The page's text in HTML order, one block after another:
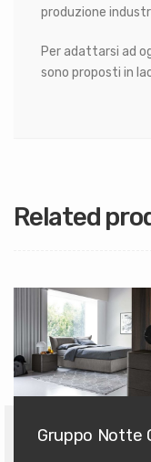
produzione
Per adattarsi ad
sono proposti in
Related
Gruppo Notte